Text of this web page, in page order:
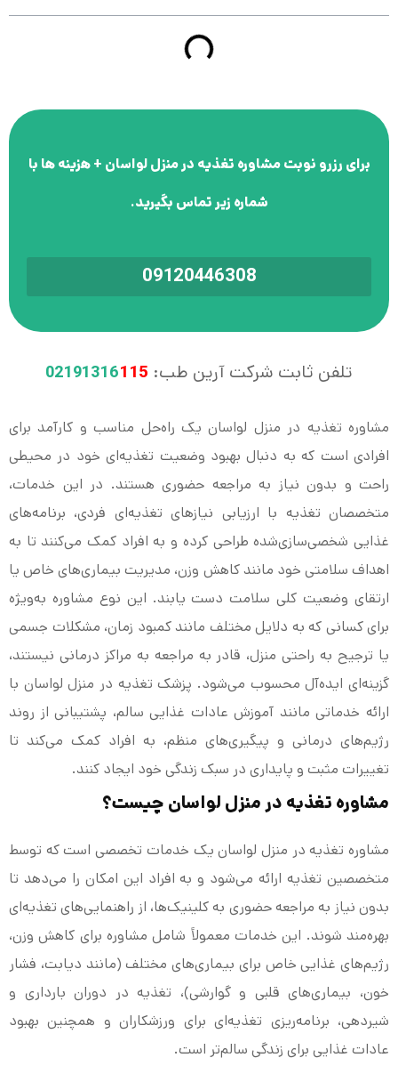
برای رزرو نوبتمشاوره تغذیه در منزل لواسان + هزینه هابا
شماره زیر تماس بگیرید.
09120446308
تلفن ثابت شرکت آرین طب: 02191316115
مشاوره تغذیه در منزل لواسان یک راه‌حل مناسب و کارآمد برای
افرادی است که به دنبال بهبود وضعیت تغذیه‌ای خود در محیطی
راحت و بدون نیاز به مراجعه حضوری هستند. در این خدمات،
متخصصان تغذیه با ارزیابی نیازهای تغذیه‌ای فردی، برنامه‌های
غذایی شخصی‌سازی‌شده طراحی کرده و به افراد کمک می‌کنند تا به
اهداف سلامتی خود مانند کاهش وزن، مدیریت بیماری‌های خاص یا
ارتقای وضعیت کلی سلامت دست یابند. این نوع مشاوره به‌ویژه
برای کسانی که به دلایل مختلف مانند کمبود زمان، مشکلات جسمی
یا ترجیح به راحتی منزل، قادر به مراجعه به مراکز درمانی نیستند،
گزینه‌ای ایده‌آل محسوب می‌شود. پزشک تغذیه در منزل لواسان با
ارائه خدماتی مانند آموزش عادات غذایی سالم، پشتیبانی از روند
رژیم‌های درمانی و پیگیری‌های منظم، به افراد کمک می‌کند تا
تغییرات مثبت و پایداری در سبک زندگی خود ایجاد کنند.
مشاوره تغذیه در منزل لواسان چیست؟
مشاوره تغذیه در منزل لواسان یک خدمات تخصصی است که توسط
متخصصین تغذیه ارائه می‌شود و به افراد این امکان را می‌دهد تا
بدون نیاز به مراجعه حضوری به کلینیک‌ها، از راهنمایی‌های تغذیه‌ای
بهره‌مند شوند. این خدمات معمولاً شامل مشاوره برای کاهش وزن،
رژیم‌های غذایی خاص برای بیماری‌های مختلف (مانند دیابت، فشار
خون، بیماری‌های قلبی و گوارشی)، تغذیه در دوران بارداری و
شیردهی، برنامه‌ریزی تغذیه‌ای برای ورزشکاران و همچنین بهبود
عادات غذایی برای زندگی سالم‌تر است.